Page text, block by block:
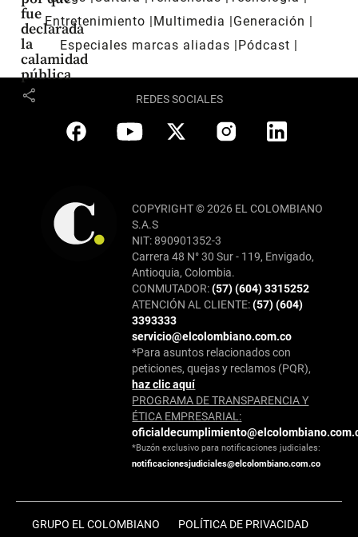
fue
declarada
la
calamidad
pública
share
Entretenimiento
Multimedia
Generación
Especiales marcas aliadas
Pódcast
REDES SOCIALES
COPYRIGHT © 2026 EL COLOMBIANO
S.A.S
NIT: 890901352-3
Carrera 48 N° 30 Sur - 119, Envigado,
Antioquia, Colombia.
CONMUTADOR:(57) (604) 3315252
ATENCIÓN AL CLIENTE:(57) (604)
3393333
servicio@elcolombiano.com.co
*Para asuntos relacionados con
peticiones, quejas y reclamos (PQR),
haz clic aquí
PROGRAMA DE TRANSPARENCIA Y
ÉTICA EMPRESARIAL:
*Buzón exclusivo para notificaciones judiciales:
notificacionesjudiciales@elcolombiano.com.co
GRUPO EL COLOMBIANO POLÍTICA DE PRIVACIDAD